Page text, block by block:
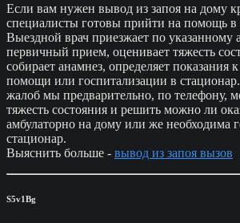
Если вам нужен вывод из запоя на дому
специалисты готовы прийти на помощь в
Выездной врач приезжает по указанному
первичный прием, оценивает тяжесть
собирает анамнез, определяет показания
помощи или госпитализации в
жалоб мы предварительно, по телефону,
тяжесть состояния и решить можно ли
амбулаторно на дому или же необходима
стационар.
Выяснить больше - вывод из запоя вызов
S5v1Bg